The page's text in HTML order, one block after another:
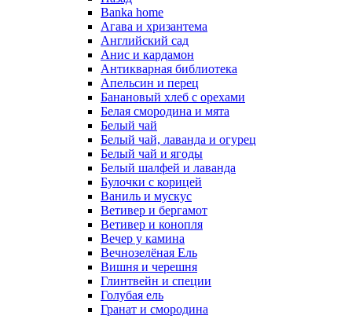
Banka home
Агава и хризантема
Английский сад
Анис и кардамон
Антикварная библиотека
Апельсин и перец
Банановый хлеб с орехами
Белая смородина и мята
Белый чай
Белый чай, лаванда и огурец
Белый чай и ягоды
Белый шалфей и лаванда
Булочки с корицей
Ваниль и мускус
Ветивер и бергамот
Ветивер и конопля
Вечер у камина
Вечнозелёная Ель
Вишня и черешня
Глинтвейн и специи
Голубая ель
Гранат и смородина